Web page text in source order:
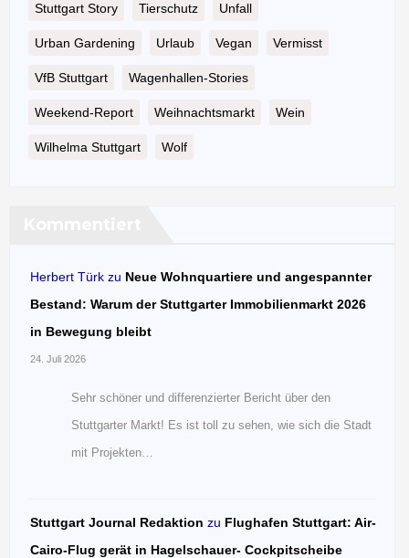
Stuttgart Story Tierschutz Unfall
Urban Gardening Urlaub Vegan Vermisst
VfB Stuttgart Wagenhallen-Stories
Weekend-Report Weihnachtsmarkt Wein
Wilhelma Stuttgart Wolf
Herbert Türk zu Neue Wohnquartiere und angespannter
Bestand: Warum der Stuttgarter Immobilienmarkt 2026
in Bewegung bleibt
24. Juli 2026
Sehr schöner und differenzierter Bericht über den
Stuttgarter Markt! Es ist toll zu sehen, wie sich die Stadt
mit Projekten…
Stuttgart Journal Redaktion zu Flughafen Stuttgart: Air-
Cairo-Flug gerät in Hagelschauer- Cockpitscheibe